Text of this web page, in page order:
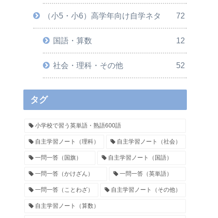
（小5・小6）高学年向け自学ネタ 72
国語・算数 12
社会・理科・その他 52
タグ
小学校で習う英単語・熟語600語
自主学習ノート（理科） 自主学習ノート（社会）
一問一答（国旗） 自主学習ノート（国語）
一問一答（かけざん） 一問一答（英単語）
一問一答（ことわざ） 自主学習ノート（その他）
自主学習ノート（算数）